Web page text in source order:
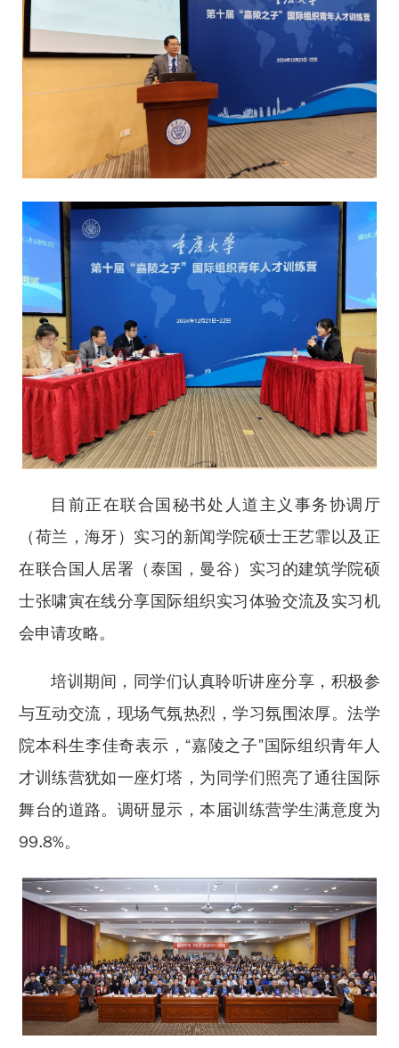
目前正在联合国秘书处人道主义事务协调厅
（荷兰，海牙）实习的新闻学院硕士王艺霏以及正
在联合国人居署（泰国，曼谷）实习的建筑学院硕
士张啸寅在线分享国际组织实习体验交流及实习机
会申请攻略。
培训期间，同学们认真聆听讲座分享，积极参
与互动交流，现场气氛热烈，学习氛围浓厚。法学
院本科生李佳奇表示，“嘉陵之子”国际组织青年人
才训练营犹如一座灯塔，为同学们照亮了通往国际
舞台的道路。调研显示，本届训练营学生满意度为
99.8%。